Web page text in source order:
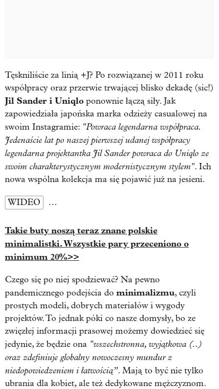
Tęskniliście za linią +J? Po rozwiązanej w 2011 roku
współpracy oraz przerwie trwającej blisko dekadę (sic!)
Jil Sander i Uniqlo ponownie łączą siły. Jak
zapowiedziała japońska marka odzieży casualowej na
swoim Instagramie: "Powraca legendarna współpraca.
Jedenaście lat po naszej pierwszej udanej współpracy
legendarna projektantka Jil Sander powraca do Uniqlo ze
swoim charakterystycznym modernistycznym stylem". Ich
nowa wspólna kolekcja ma się pojawić już na jesieni.
WIDEO …
Takie buty noszą teraz znane polskie
minimalistki. Wszystkie pary przeceniono o
minimum 20%>>
Czego się po niej spodziewać? Na pewno
pandemicznego podejścia do minimalizmu, czyli
prostych modeli, dobrych materiałów i wygody
projektów. To jednak póki co nasze domysły, bo ze
zwięzłej informacji prasowej możemy dowiedzieć się
jedynie, że będzie ona "wszechstronna, wyjątkowa (..)
oraz zdefiniuje globalny nowoczesny mundur z
niedopowiedzeniem i łatwością”. Mają to być nie tylko
ubrania dla kobiet, ale też dedykowane mężczyznom.